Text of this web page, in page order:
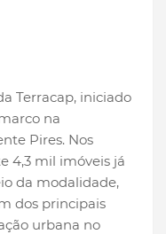
Terracap, iniciado
na
Pires. Nos
4,3 mil imóveis já
da modalidade,
dos principais
urbana no